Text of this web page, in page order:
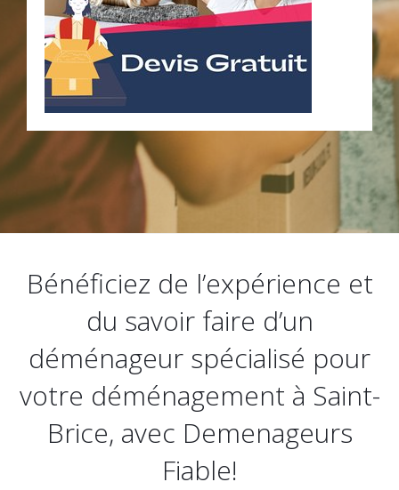
Bénéficiez de l’expérience et
du savoir faire d’un
déménageur spécialisé pour
votre déménagement à Saint-
Brice, avec Demenageurs
Fiable!